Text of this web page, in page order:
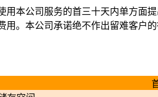
用本公司服务的首三十天内单方面
用。本公司承诺绝不作出留难客户